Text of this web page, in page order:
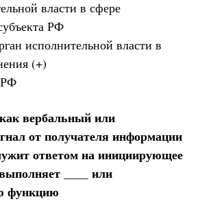
власти в сфере
РФ
исполнительной власти в
(+)
РФ
вербальный или
от получателя информации
ответом на инициирующее
____ или
функцию